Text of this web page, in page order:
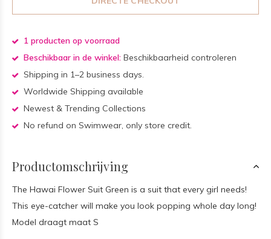
1 producten op voorraad
Beschikbaar in de winkel: Beschikbaarheid controleren
Shipping in 1–2 business days.
Worldwide Shipping available
Newest & Trending Collections
No refund on Swimwear, only store credit.
Productomschrijving
The Hawai Flower Suit Green is a suit that every girl needs!
This eye-catcher will make you look popping whole day long!
Model draagt maat S